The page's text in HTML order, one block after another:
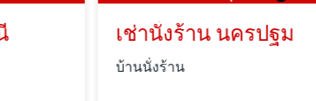
เช่านั่งร้าน นครปฐม
บ้านนั่งร้าน